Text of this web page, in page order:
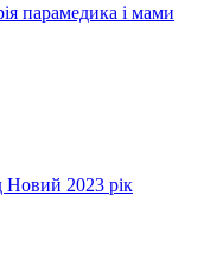
парамедика і мами
Новий 2023 рік